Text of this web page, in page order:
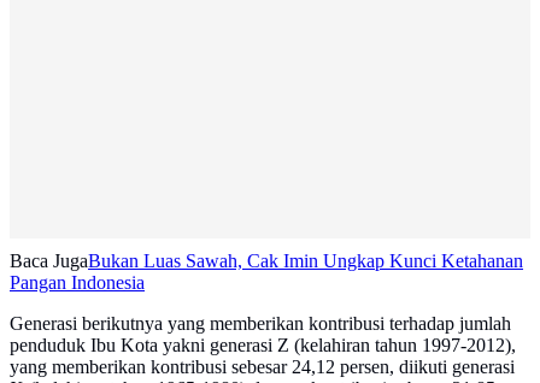
Baca JugaBukan Luas Sawah, Cak Imin Ungkap Kunci Ketahanan
Pangan Indonesia
Generasi berikutnya yang memberikan kontribusi terhadap jumlah
penduduk Ibu Kota yakni generasi Z (kelahiran tahun 1997-2012),
yang memberikan kontribusi sebesar 24,12 persen, diikuti generasi